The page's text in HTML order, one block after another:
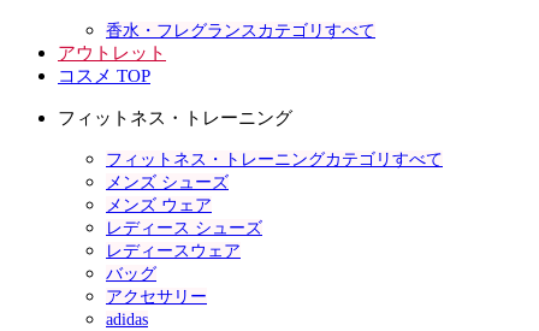
香水・フレグランスカテゴリすべて
アウトレット
コスメ TOP
フィットネス・トレーニング
フィットネス・トレーニングカテゴリすべて
メンズ シューズ
メンズ ウェア
レディース シューズ
レディースウェア
バッグ
アクセサリー
adidas